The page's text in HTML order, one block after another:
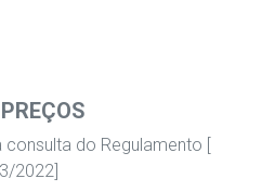
consulta do Regulamento [
2022]